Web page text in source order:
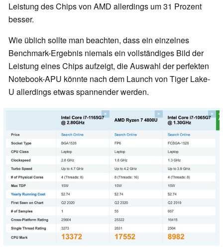
Leistung des Chips von AMD allerdings um 31 Prozent
besser.
Wie üblich sollte man beachten, dass ein einzelnes
Benchmark-Ergebnis niemals ein vollständiges Bild der
Leistung eines Chips aufzeigt, die Auswahl der perfekten
Notebook-APU könnte nach dem Launch von Tiger Lake-
U allerdings etwas spannender werden.